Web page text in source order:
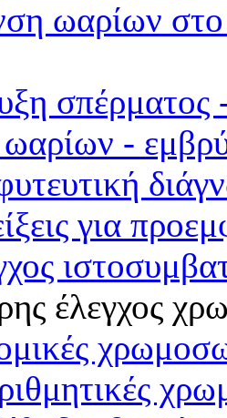
ωαρίων
σπέρματος
-
για
έλεγχος